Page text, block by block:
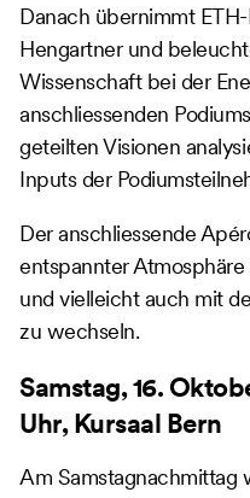
Danach übernimmt
Hengartner und
Wissenschaft bei der
anschliessenden
geteilten Visionen
Inputs der
Der anschliessende
entspannter
und vielleicht auch mit
zu wechseln.
Samstag, 16.
Uhr, Kursaal Bern
Am Samstagnachmittag